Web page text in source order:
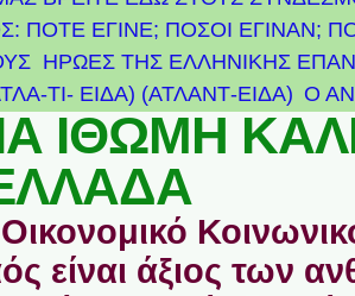
ΠΟΤΕ ΕΓΙΝΕ; ΠΟΣΟΙ ΕΓΙΝΑΝ;
ΉΡΩΕΣ ΤΗΣ ΕΛΛΗΝΙΚΉΣ
ΤΙ- ΕΙΔΑ) (ΑΤΛΑΝΤ-ΕΙΔΑ) Ο
ΙΘΩΜΗ
είναι άξιος των